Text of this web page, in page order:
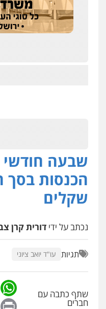
שבעה
הכנסות בסך
שקלים
נכתב על ידי דורית קרן
תגיות עו"ד יואב ציוני
שתף כתבה עם
חברים